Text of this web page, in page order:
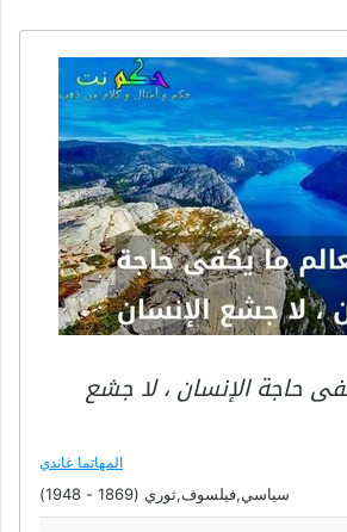
حاجة الإنسان ، لا جشع
المهاتما غاندي
سياسي,فيلسوف,ثوري (1869 - 1948)